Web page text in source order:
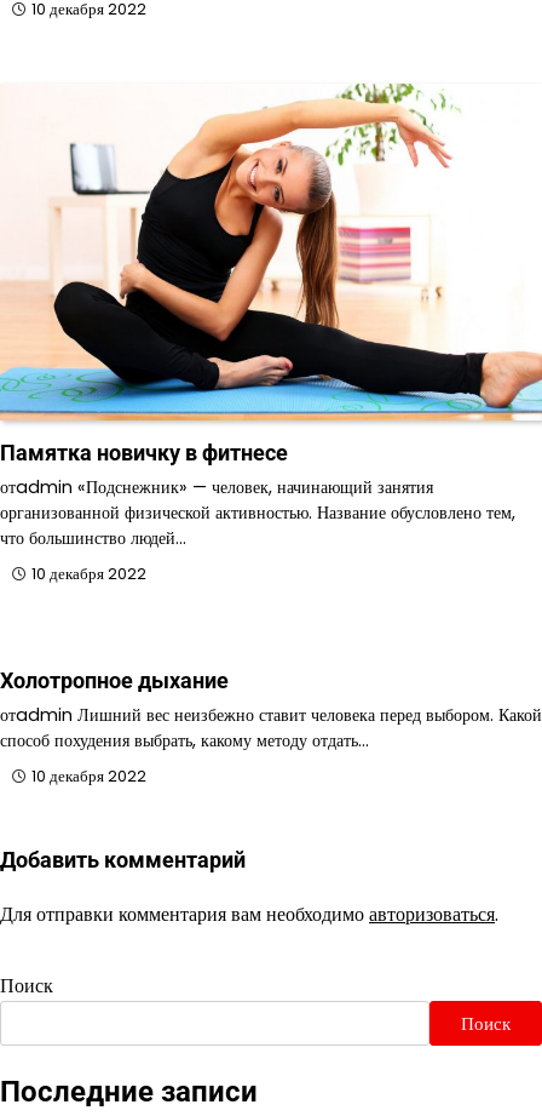
10 декабря 2022
Памятка новичку в фитнесе
отadmin «Подснежник» — человек, начинающий занятия
организованной физической активностью. Название обусловлено тем,
что большинство людей…
10 декабря 2022
Холотропное дыхание
отadmin Лишний вес неизбежно ставит человека перед выбором. Какой
способ похудения выбрать, какому методу отдать…
10 декабря 2022
Добавить комментарий
Для отправки комментария вам необходимоавторизоваться.
Поиск
Поиск
Последние записи